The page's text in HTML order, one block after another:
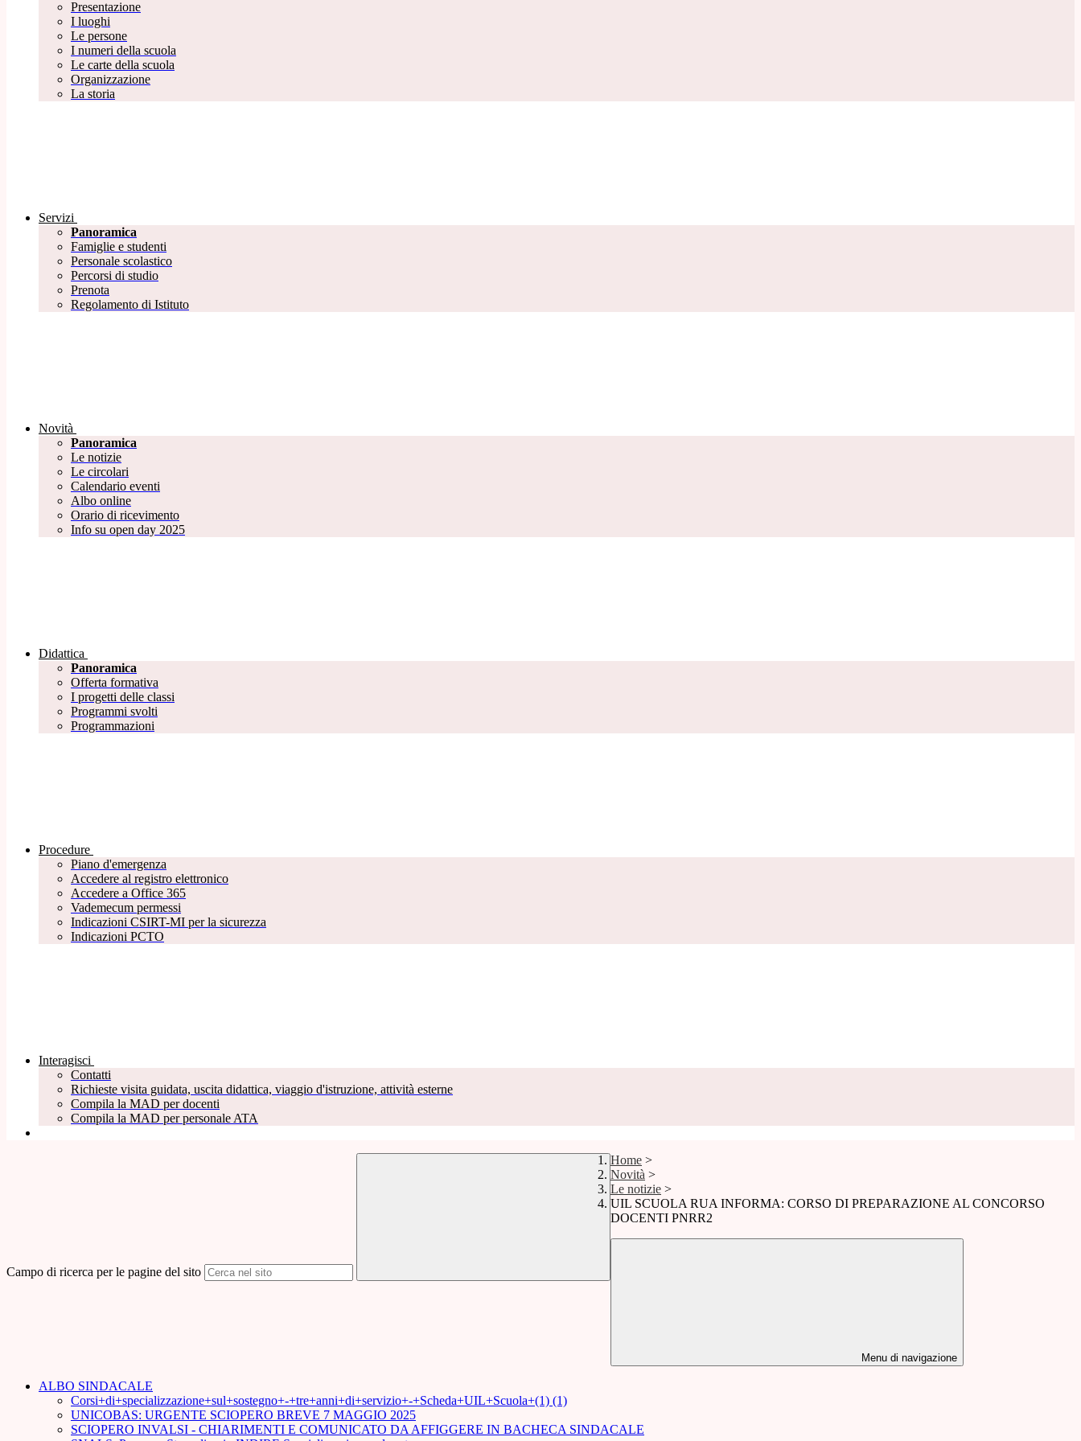
Presentazione
I luoghi
Le persone
I numeri della scuola
Le carte della scuola
Organizzazione
La storia
Servizi
Panoramica
Famiglie e studenti
Personale scolastico
Percorsi di studio
Prenota
Regolamento di Istituto
Novità
Panoramica
Le notizie
Le circolari
Calendario eventi
Albo online
Orario di ricevimento
Info su open day 2025
Didattica
Panoramica
Offerta formativa
I progetti delle classi
Programmi svolti
Programmazioni
Procedure
Piano d'emergenza
Accedere al registro elettronico
Accedere a Office 365
Vademecum permessi
Indicazioni CSIRT-MI per la sicurezza
Indicazioni PCTO
Interagisci
Contatti
Richieste visita guidata, uscita didattica, viaggio d'istruzione, attività esterne
Compila la MAD per docenti
Compila la MAD per personale ATA
Campo di ricerca per le pagine del sito
Home >
Novità >
Le notizie >
UIL SCUOLA RUA INFORMA: CORSO DI PREPARAZIONE AL CONCORSO
DOCENTI PNRR2
Menu di navigazione
ALBO SINDACALE
Corsi+di+specializzazione+sul+sostegno+-+tre+anni+di+servizio+-+Scheda+UIL+Scuola+(1) (1)
UNICOBAS: URGENTE SCIOPERO BREVE 7 MAGGIO 2025
SCIOPERO INVALSI - CHIARIMENTI E COMUNICATO DA AFFIGGERE IN BACHECA SINDACALE